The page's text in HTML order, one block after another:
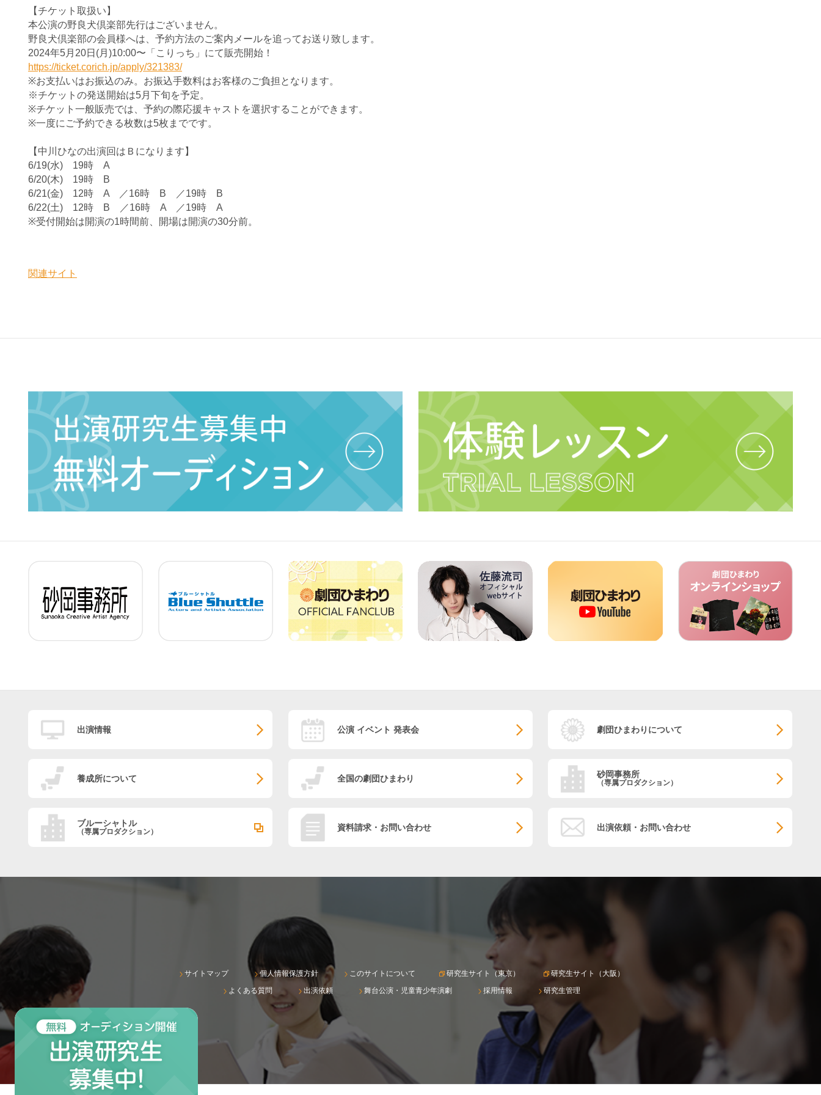
【チケット取扱い】
本公演の野良犬倶楽部先行はございません。
野良犬倶楽部の会員様へは、予約方法のご案内メールを追ってお送り致します。
2024年5月20日(月)10:00〜「こりっち」にて販売開始！
https://ticket.corich.jp/apply/321383/
※お支払いはお振込のみ。お振込手数料はお客様のご負担となります。
※チケットの発送開始は5月下旬を予定。
※チケット一般販売では、予約の際応援キャストを選択することができます。
※一度にご予約できる枚数は5枚までです。
【中川ひなの出演回はＢになります 】
6/19(水) 19時 A
6/20(木) 19時 B
6/21(金) 12時 A ／16時 B ／19時 B
6/22(土) 12時 B ／16時 A ／19時 A
※受付開始は開演の1時間前、開場は開演の30分前。
関連サイト
出演情報 公演 イベント 発表会 劇団ひまわりについて
養成所について 全国の劇団ひまわり 砂岡事務所
（専属プロダクション）
ブルーシャトル
（専属プロダクション） 資料請求・お問い合わせ 出演依頼・お問い合わせ
サイトマップ 個人情報保護方針 このサイトについて 研究生サイト（東京）
研究生サイト（大阪）
よくある質問
出演依頼 舞台公演・児童青少年演劇 採用情報 研究生管理